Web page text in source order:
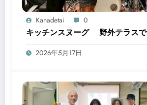
Kanadetai 0
キッチンスヌーグ 野外テラスで
2026年5月17日